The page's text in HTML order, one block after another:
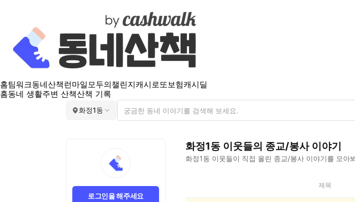
홈팀워크동네산책 런마일모두의챌린지캐시로또보험캐시딜
홈동네 생활주변 산책산책 기록
화정1동
로그인을 해주세요
화정1동 이웃들의 종교/봉사이야기
화정1동 이웃들이 직접 올린 종교/봉사 이야기를 모아
1
제목